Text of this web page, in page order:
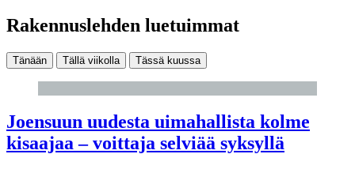
Rakennuslehden luetuimmat
Tänään Tällä viikolla Tässä kuussa
Joensuun uudesta uimahallista kolme
kisaajaa – voittaja selviää syksyllä